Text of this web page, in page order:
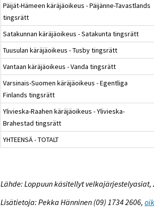
Päijät-Hämeen käräjäoikeus - Päijänne-Tavastlands
tingsrätt
Satakunnan käräjäoikeus - Satakunta tingsrätt
Tuusulan käräjäoikeus - Tusby tingsrätt
Vantaan käräjäoikeus - Vanda tingsrätt
Varsinais-Suomen käräjäoikeus - Egentliga
Finlands tingsrätt
Ylivieska-Raahen käräjäoikeus - Ylivieska-
Brahestad tingsrätt
YHTEENSÄ - TOTALT
Lähde: Loppuun käsitellyt velkajärjestelyasiat,
Lisätietoja: Pekka Hänninen (09) 1734 2606,